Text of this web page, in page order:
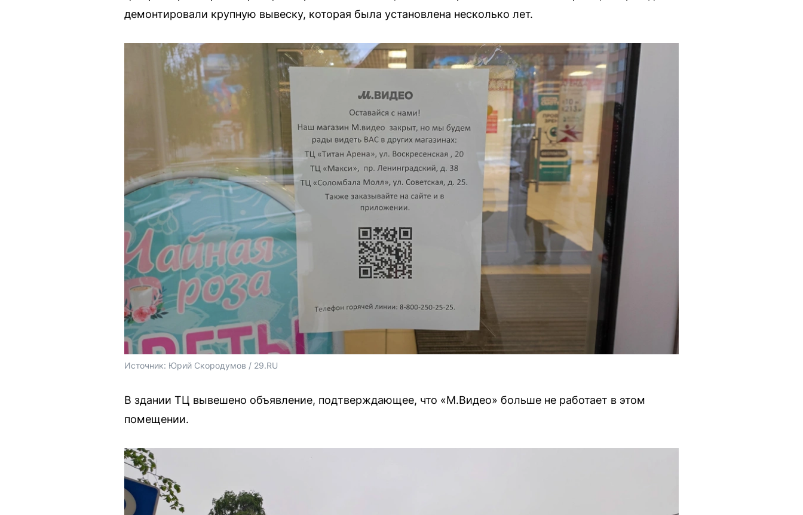
демонтировали крупную вывеску, которая была установлена несколько лет.
Источник: Юрий Скородумов / 29.RU
В здании ТЦ вывешено объявление, подтверждающее, что «М.Видео» больше не работает в этом
помещении.